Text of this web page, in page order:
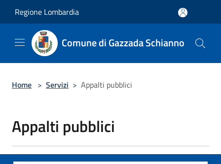
Regione Lombardia
Comune di Gazzada Schianno
Home > Servizi > Appalti pubblici
Appalti pubblici